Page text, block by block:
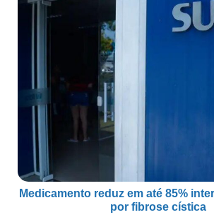
Medicamento reduz em até 85%
por fibrose cística